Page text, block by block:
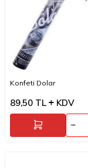
Konfeti Dolar
89,50 TL KDV